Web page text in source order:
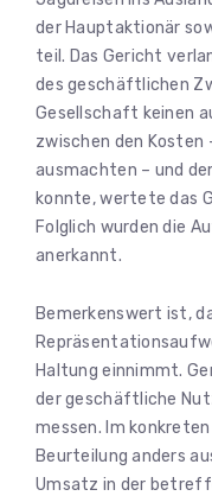
der Hauptaktionär
teil. Das Gericht
des geschäftlichen
Gesellschaft keinen
zwischen den Kosten
ausmachten – und
konnte, wertete das
Folglich wurden die
anerkannt.
Bemerkenswert ist,
Haltung einnimmt.
der geschäftliche
messen. Im
Beurteilung anders
Umsatz in der